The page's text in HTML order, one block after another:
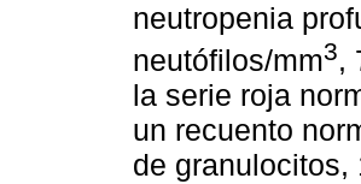
neutropenia
neutófilos/mm3,
la serie roja
un recuento
de granulocitos,